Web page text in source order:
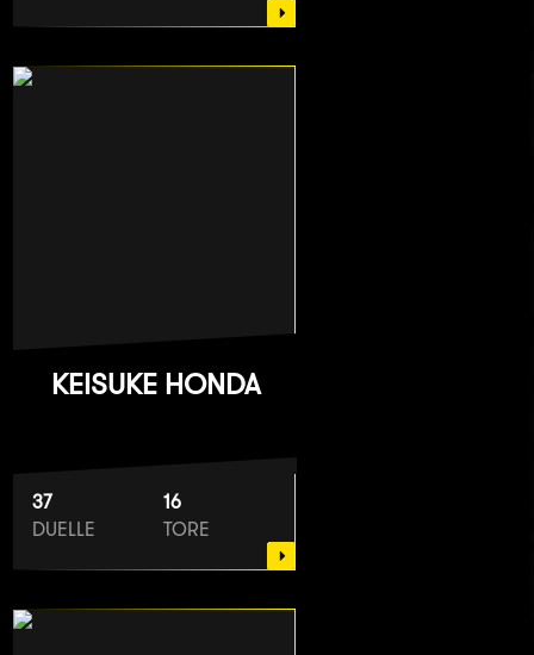
KEISUKE HONDA
37
DUELLE
16
TORE